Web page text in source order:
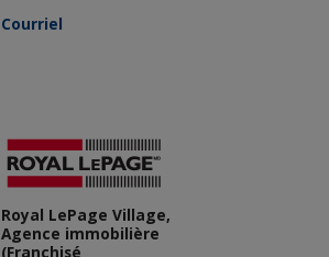
Courriel
Royal LePage Village,
Agence immobilière
(Franchisé